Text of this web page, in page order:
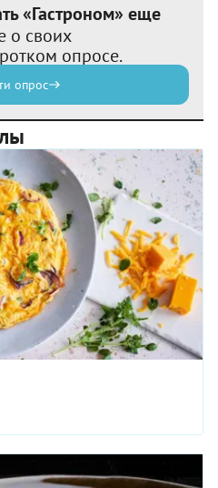
«Гастроном» еще
о своих
опросе.
опрос